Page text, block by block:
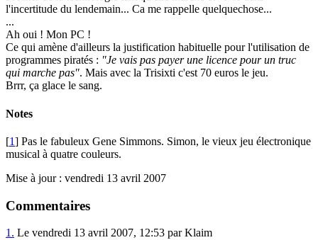
l'incertitude du lendemain... Ca me rappelle quelquechose...
...
Ah oui ! Mon PC !
Ce qui amène d'ailleurs la justification habituelle pour l'utilisation de
programmes piratés : "Je vais pas payer une licence pour un truc
qui marche pas". Mais avec la Trisixti c'est 70 euros le jeu.
Brrr, ça glace le sang.
Notes
[1] Pas le fabuleux Gene Simmons. Simon, le vieux jeu électronique
musical à quatre couleurs.
Mise à jour : vendredi 13 avril 2007
Commentaires
1. Le vendredi 13 avril 2007, 12:53 par Klaim